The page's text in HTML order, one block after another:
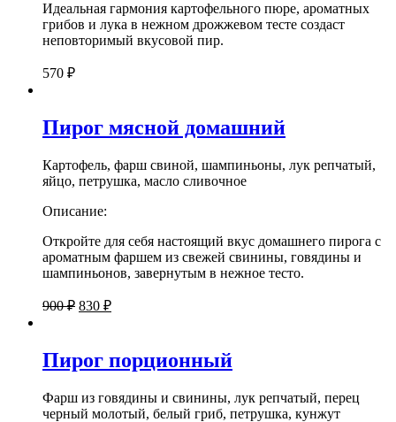
Идеальная гармония картофельного пюре, ароматных
грибов и лука в нежном дрожжевом тесте создаст
неповторимый вкусовой пир.
570 ₽
Пирог мясной домашний
Картофель, фарш свиной, шампиньоны, лук репчатый,
яйцо, петрушка, масло сливочное
Описание:
Откройте для себя настоящий вкус домашнего пирога с
ароматным фаршем из свежей свинины, говядины и
шампиньонов, завернутым в нежное тесто.
900₽ Первоначальная
830 ₽Текущая
Пирог порционный
Фарш из говядины и свинины, лук репчатый, перец
черный молотый, белый гриб, петрушка, кунжут